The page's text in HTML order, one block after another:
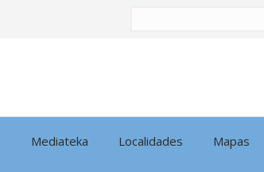
Mediateka Localidades Mapas